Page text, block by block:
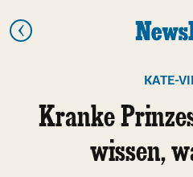
KATE-
Kranke
wissen,